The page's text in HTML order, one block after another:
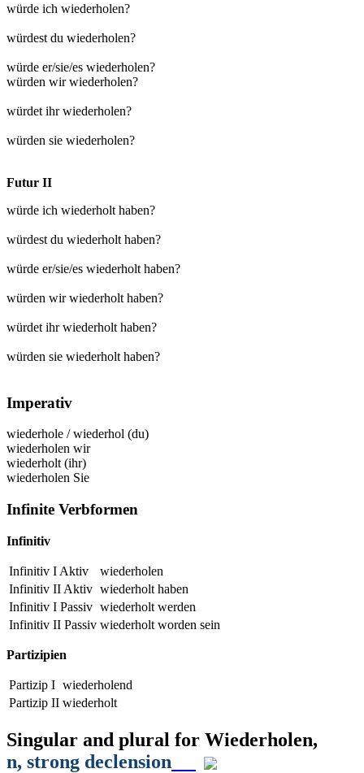
würde ich wiederholen?
würdest du wiederholen?
würde er/sie/es wiederholen?
würden wir wiederholen?
würdet ihr wiederholen?
würden sie wiederholen?
Futur II
würde ich wiederholt haben?
würdest du wiederholt haben?
würde er/sie/es wiederholt haben?
würden wir wiederholt haben?
würdet ihr wiederholt haben?
würden sie wiederholt haben?
Imperativ
wiederhole /wiederhol (du)
wiederholen wir
wiederholt (ihr)
wiederholen Sie
Infinite Verbformen
Infinitiv
Infinitiv I Aktiv
wiederholen
Infinitiv II Aktiv wiederholt haben
Infinitiv I Passiv wiederholt werden
Infinitiv II Passiv wiederholt worden sein
Partizipien
Partizip I wiederholend
Partizip II wiederholt
Singular and plural for Wiederholen,
n, strong declension